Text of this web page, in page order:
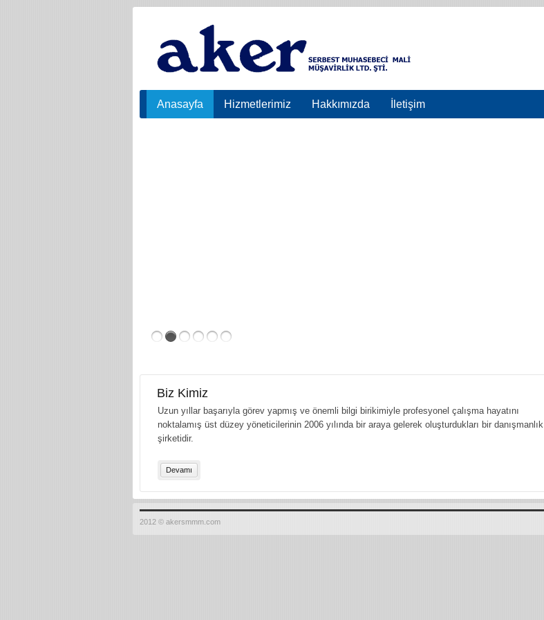
Anasayfa Hizmetlerimiz Hakkımızda İletişim
Biz Kimiz
Uzun yıllar başarıyla görev yapmış ve önemli bilgi birikimiyle profesyonel çalışma hayatını
noktalamış üst düzey yöneticilerinin 2006 yılında bir araya gelerek oluşturdukları bir danışmanlık
şirketidir.
Devamı
2012 © akersmmm.com